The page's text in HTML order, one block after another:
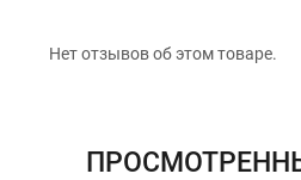
официальной
Нет отзывов об этом товаре.